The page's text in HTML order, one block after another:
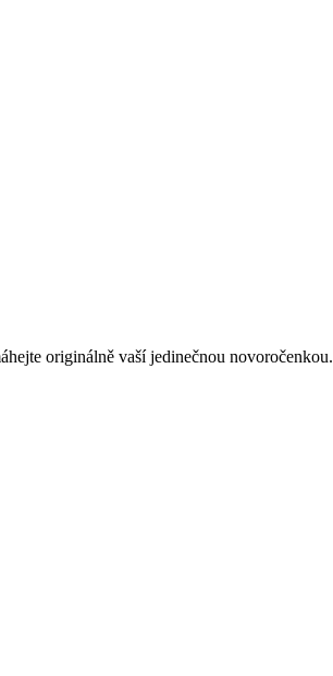
originálně vaší jedinečnou novoročenkou.